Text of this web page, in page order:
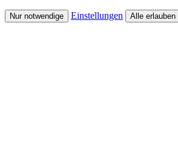
Nur notwendige Einstellungen Alle erlauben